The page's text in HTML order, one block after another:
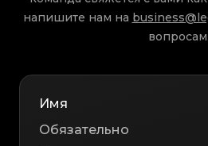
напишите нам на
вопросам.
Имя